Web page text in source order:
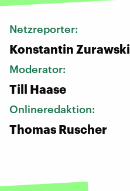
Netzreporter:
Konstantin Zurawski
Moderator:
Till Haase
Onlineredaktion:
Thomas Ruscher